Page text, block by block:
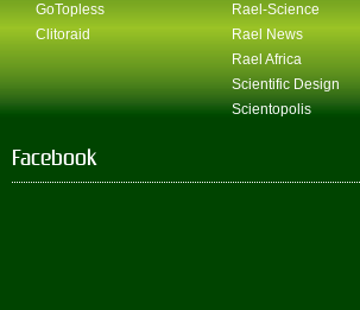
GoTopless
Clitoraid
Rael-Science
Rael News
Rael Africa
Scientific Design
Scientopolis
Facebook